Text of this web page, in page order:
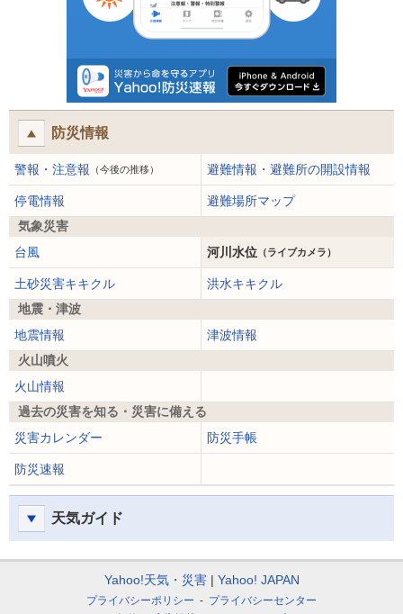
防災情報
警報・注意報 （今後の推移） 避難情報・避難所の開設情報
停電情報
避難場所マップ
気象災害
台風
河川水位 （ライブカメラ）
土砂災害キキクル
洪水キキクル
地震・津波
地震情報
津波情報
火山噴火
火山情報
過去の災害を知る・災害に備える
災害カレンダー
防災手帳
防災速報
天気ガイド
Yahoo!天気・災害 Yahoo! JAPAN
プライバシーポリシー
プライバシーセンター